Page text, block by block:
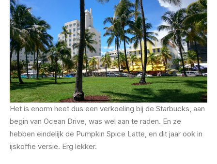
Het is enorm heet dus een verkoeling bij de Starbucks, aan
begin van Ocean Drive, was wel aan te raden. En ze
hebben eindelijk de Pumpkin Spice Latte, en dit jaar ook in
ijskoffie versie. Erg lekker.